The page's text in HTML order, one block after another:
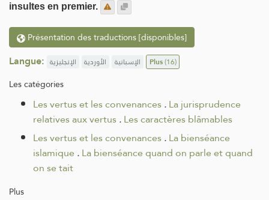
insultes en premier.
Présentation des traductions [disponibles]
Langue: الإنجليزية الأوردية الإسبانية Plus(16)
Les catégories
Les vertus et les convenances.La jurisprudence
relatives aux vertus.Les caractères blâmables
Les vertus et les convenances.La bienséance
islamique .La bienséance quand on parle et quand
on se tait
Plus